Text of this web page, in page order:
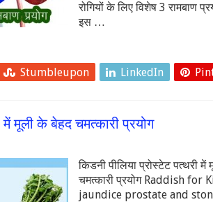
रोगियों के लिए विशेष 3 रामबाण
इस …
Stumbleupon LinkedIn
में मूली के बेहद चमत्कारी प्रयोग
किडनी पीलिया प्रोस्टेट पत्थरी
चमत्कारी प्रयोग Raddish for
jaundice prostate and